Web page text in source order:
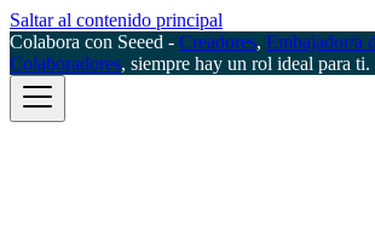
Saltar al contenido principal
Colabora con Seeed - Creadores, Embajador/a
Colaboradores, siempre hay un rol ideal para ti.